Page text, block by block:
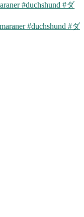
#duchshund #ダ